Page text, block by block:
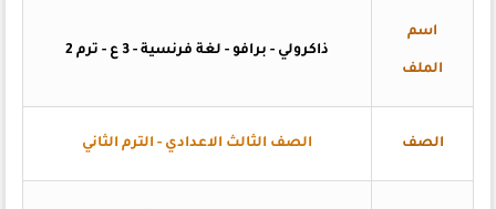
اسم
الملف
ذاكرولي - برافو - لغة فرنسية - 3 ع - ترم 2
الصف الصف الثالث الاعدادي - الترم الثاني